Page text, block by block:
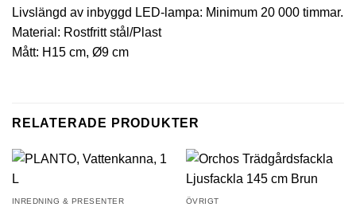
Livslängd av inbyggd LED-lampa: Minimum 20 000 timmar.
Material: Rostfritt stål/Plast
Mått: H15 cm, Ø9 cm
RELATERADE PRODUKTER
INREDNING & PRESENTER ÖVRIGT